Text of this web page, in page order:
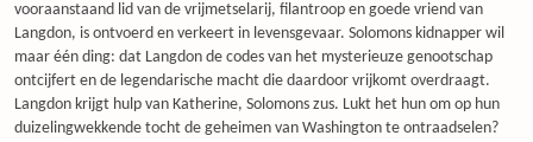
vooraanstaand lid van de vrijmetselarij, filantroop en goede vriend van
Langdon, is ontvoerd en verkeert in levensgevaar. Solomons kidnapper wil
maar één ding: dat Langdon de codes van het mysterieuze genootschap
ontcijfert en de legendarische macht die daardoor vrijkomt overdraagt.
Langdon krijgt hulp van Katherine, Solomons zus. Lukt het hun om op hun
duizelingwekkende tocht de geheimen van Washington te ontraadselen?